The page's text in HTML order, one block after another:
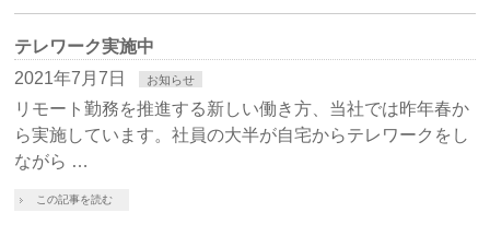
テレワーク実施中
2021年7月7日
お知らせ
リモート勤務を推進する新しい働き方、当社では昨年春か
ら実施しています。社員の大半が自宅からテレワークをし
ながら …
この記事を読む